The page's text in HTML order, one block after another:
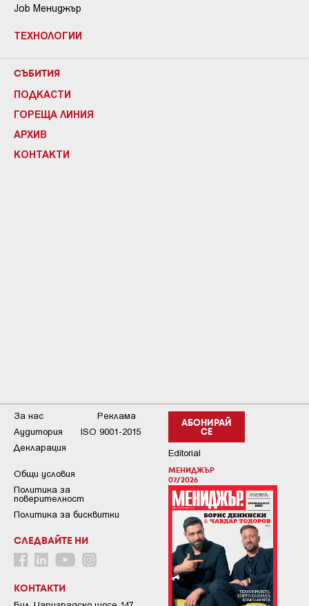
Job Мениджър
ТЕХНОЛОГИИ
СЪБИТИЯ
ПОДКАСТИ
ГОРЕЩА ЛИНИЯ
АРХИВ
КОНТАКТИ
АБОНИРАЙ
СЕ
Editorial
МЕНИДЖЪР
07/2026
За нас
Реклама
Аудитория
ISO 9001-2015
Декларация
Общи условия
Пoлитикa зa
пoвepитeлнocт
Политика за бисквитки
СЛЕДВАЙТЕ НИ
КОНТАКТИ